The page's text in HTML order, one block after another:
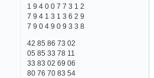
1 9 4 0 0 7 7 3 1 2
7 9 4 1 3 1 3 6 2 9
7 9 0 4 9 0 9 3 3 8
42 85 86 73 02
05 85 33 78 11
33 83 02 69 06
80 76 70 83 54